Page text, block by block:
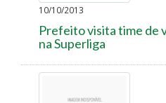
10/10/2013
Prefeito visita time de
na Superliga